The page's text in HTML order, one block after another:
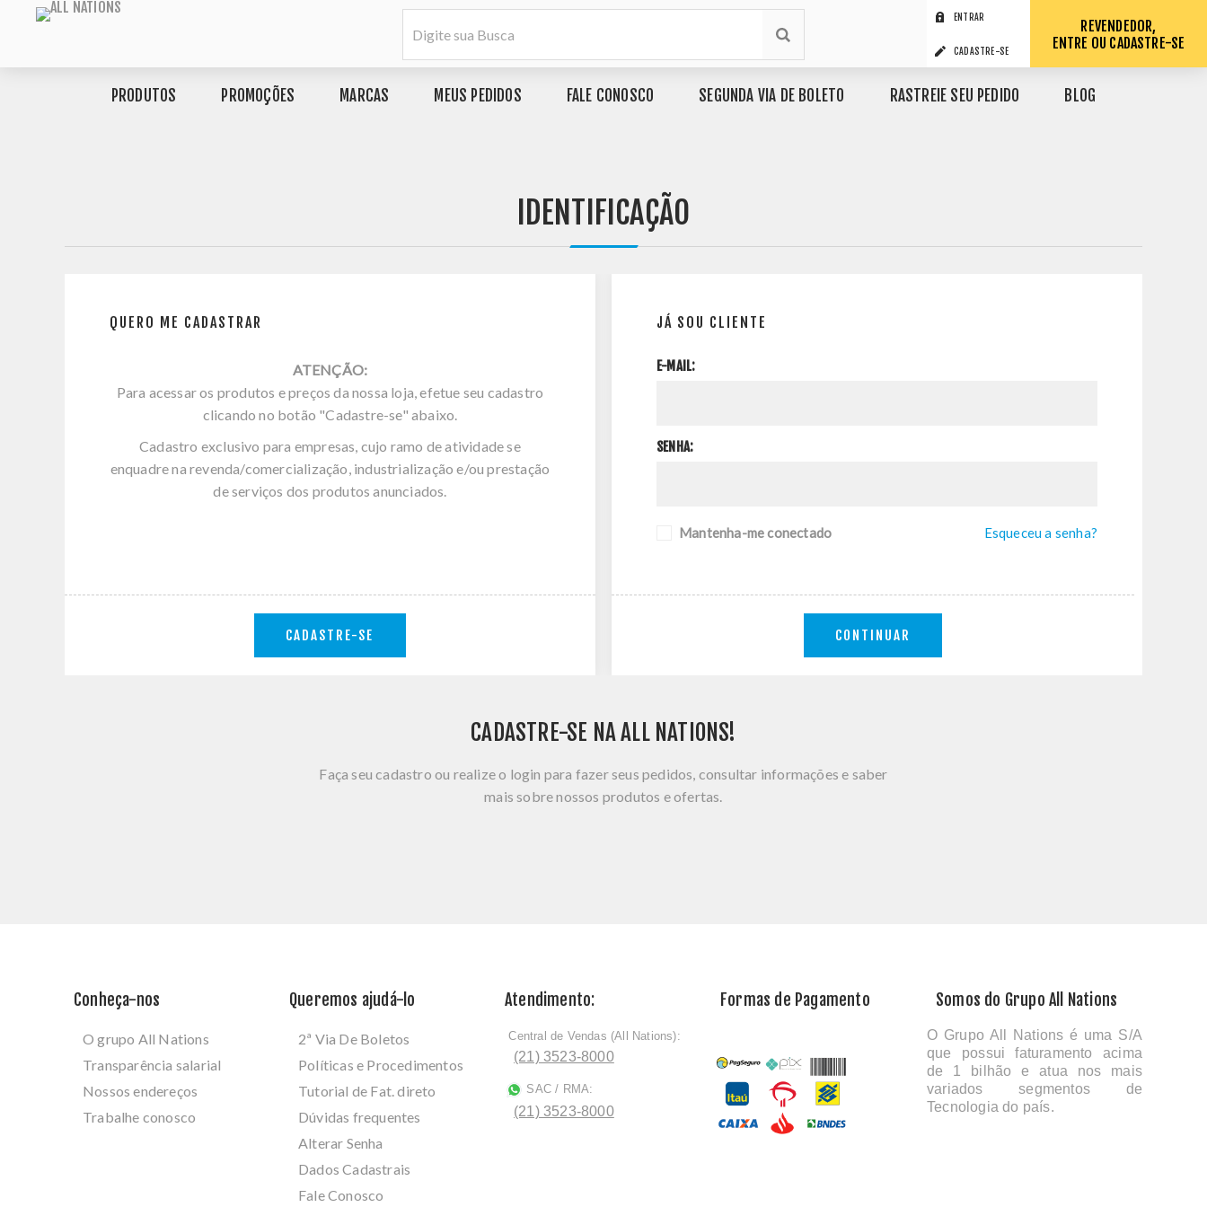
ENTRAR
CADASTRE-SE
REVENDEDOR,
ENTRE OU CADASTRE-SE
PRODUTOS PROMOÇÕES MARCAS MEUS PEDIDOS FALE CONOSCO SEGUNDA VIA DE BOLETO RASTREIE SEU PEDIDO BLOG
IDENTIFICAÇÃO
QUERO ME CADASTRAR
ATENÇÃO:
Para acessar os produtos e preços da nossa loja, efetue seu cadastro
clicando no botão "Cadastre-se" abaixo.
Cadastro exclusivo para empresas, cujo ramo de atividade se
enquadre na revenda/comercialização, industrialização e/ou prestação
de serviços dos produtos anunciados.
CADASTRE-SE
JÁ SOU CLIENTE
E-MAIL:
SENHA:
Mantenha-me conectado Esqueceu a senha?
CONTINUAR
CADASTRE-SE NA ALL NATIONS!
Faça seu cadastro ou realize o login para fazer seus pedidos, consultar informações e saber
mais sobre nossos produtos e ofertas.
Conheça-nos
O grupo All Nations
Transparência salarial
Nossos endereços
Trabalhe conosco
Queremos ajudá-lo
2ª Via De Boletos
Políticas e Procedimentos
Tutorial de Fat. direto
Dúvidas frequentes
Alterar Senha
Dados Cadastrais
Fale Conosco
Atendimento:
ﾠCentral de Vendas (All Nations):
(21) 3523-8000
SAC / RMA:
(21) 3523-8000
Formas de Pagamento Somos do Grupo All Nations
O Grupo All Nations é uma S/A
que possui faturamento acima
de 1 bilhão e atua nos mais
variados segmentos de
Tecnologia do país.